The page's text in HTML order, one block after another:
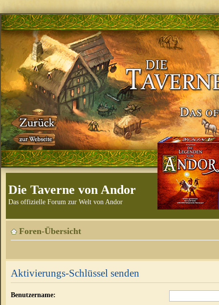
Die Taverne von Andor
Das offizielle Forum zur Welt von Andor
Foren-Übersicht
Aktivierungs-Schlüssel senden
Benutzername: